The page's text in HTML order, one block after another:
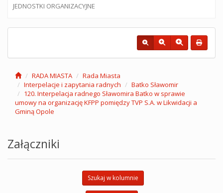
JEDNOSTKI ORGANIZACYJNE
RADA MIASTA
Rada Miasta
Interpelacje i zapytania radnych
Batko Sławomir
120. Interpelacja radnego Sławomira Batko w sprawie
umowy na organizację KFPP pomiędzy TVP S.A. w Likwidacji a
Gminą Opole
Załączniki
Szukaj w kolumnie